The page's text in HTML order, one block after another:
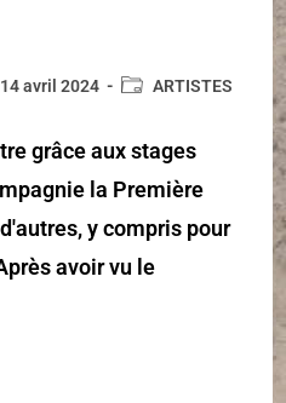
14 avril 2024 ARTISTES
grâce aux stages
la Première
y compris pour
avoir vu le